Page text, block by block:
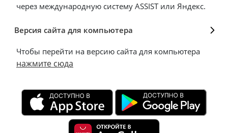
через международную систему ASSIST или Яндекс.
Версия сайта для компьютера
Чтобы перейти на версию сайта для компьютера
нажмите сюда